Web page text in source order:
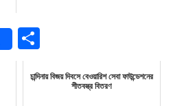
চান্দিনায় বিজয় দিবসে বেওয়ারিশ সেবা ফাউন্ডেশনের
শীতবস্ত্র বিতরণ